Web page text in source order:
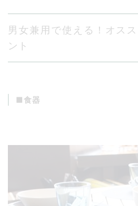
男女兼用で使える！オス
ント
■食器